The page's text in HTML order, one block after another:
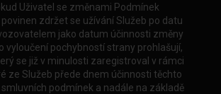
Uživatel se změnami Podmínek
zdržet se užívání Služeb po datu
jako datum účinnosti změny
vyloučení pochybností strany prohlašují,
se již v minulosti zaregistroval v rámci
ze Služeb přede dnem účinnosti těchto
podmínek a nadále na základě